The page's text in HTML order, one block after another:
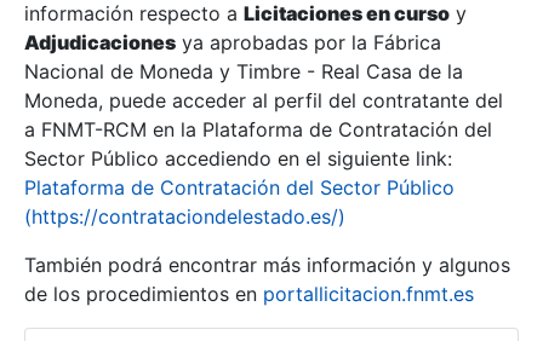
Mostra/Amaga
información respecto a Licitaciones en curso y
Adjudicaciones ya aprobadas por la Fábrica
Nacional de Moneda y Timbre - Real Casa de la
Moneda, puede acceder al perfil del contratante del
a FNMT-RCM en la Plataforma de Contratación del
Sector Público accediendo en el siguiente link:
Plataforma de Contratación del Sector Público
(https://contrataciondelestado.es/)
También podrá encontrar más información y algunos
de los procedimientos en portallicitacion.fnmt.es